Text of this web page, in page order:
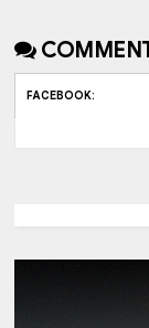
FACEBOOK: